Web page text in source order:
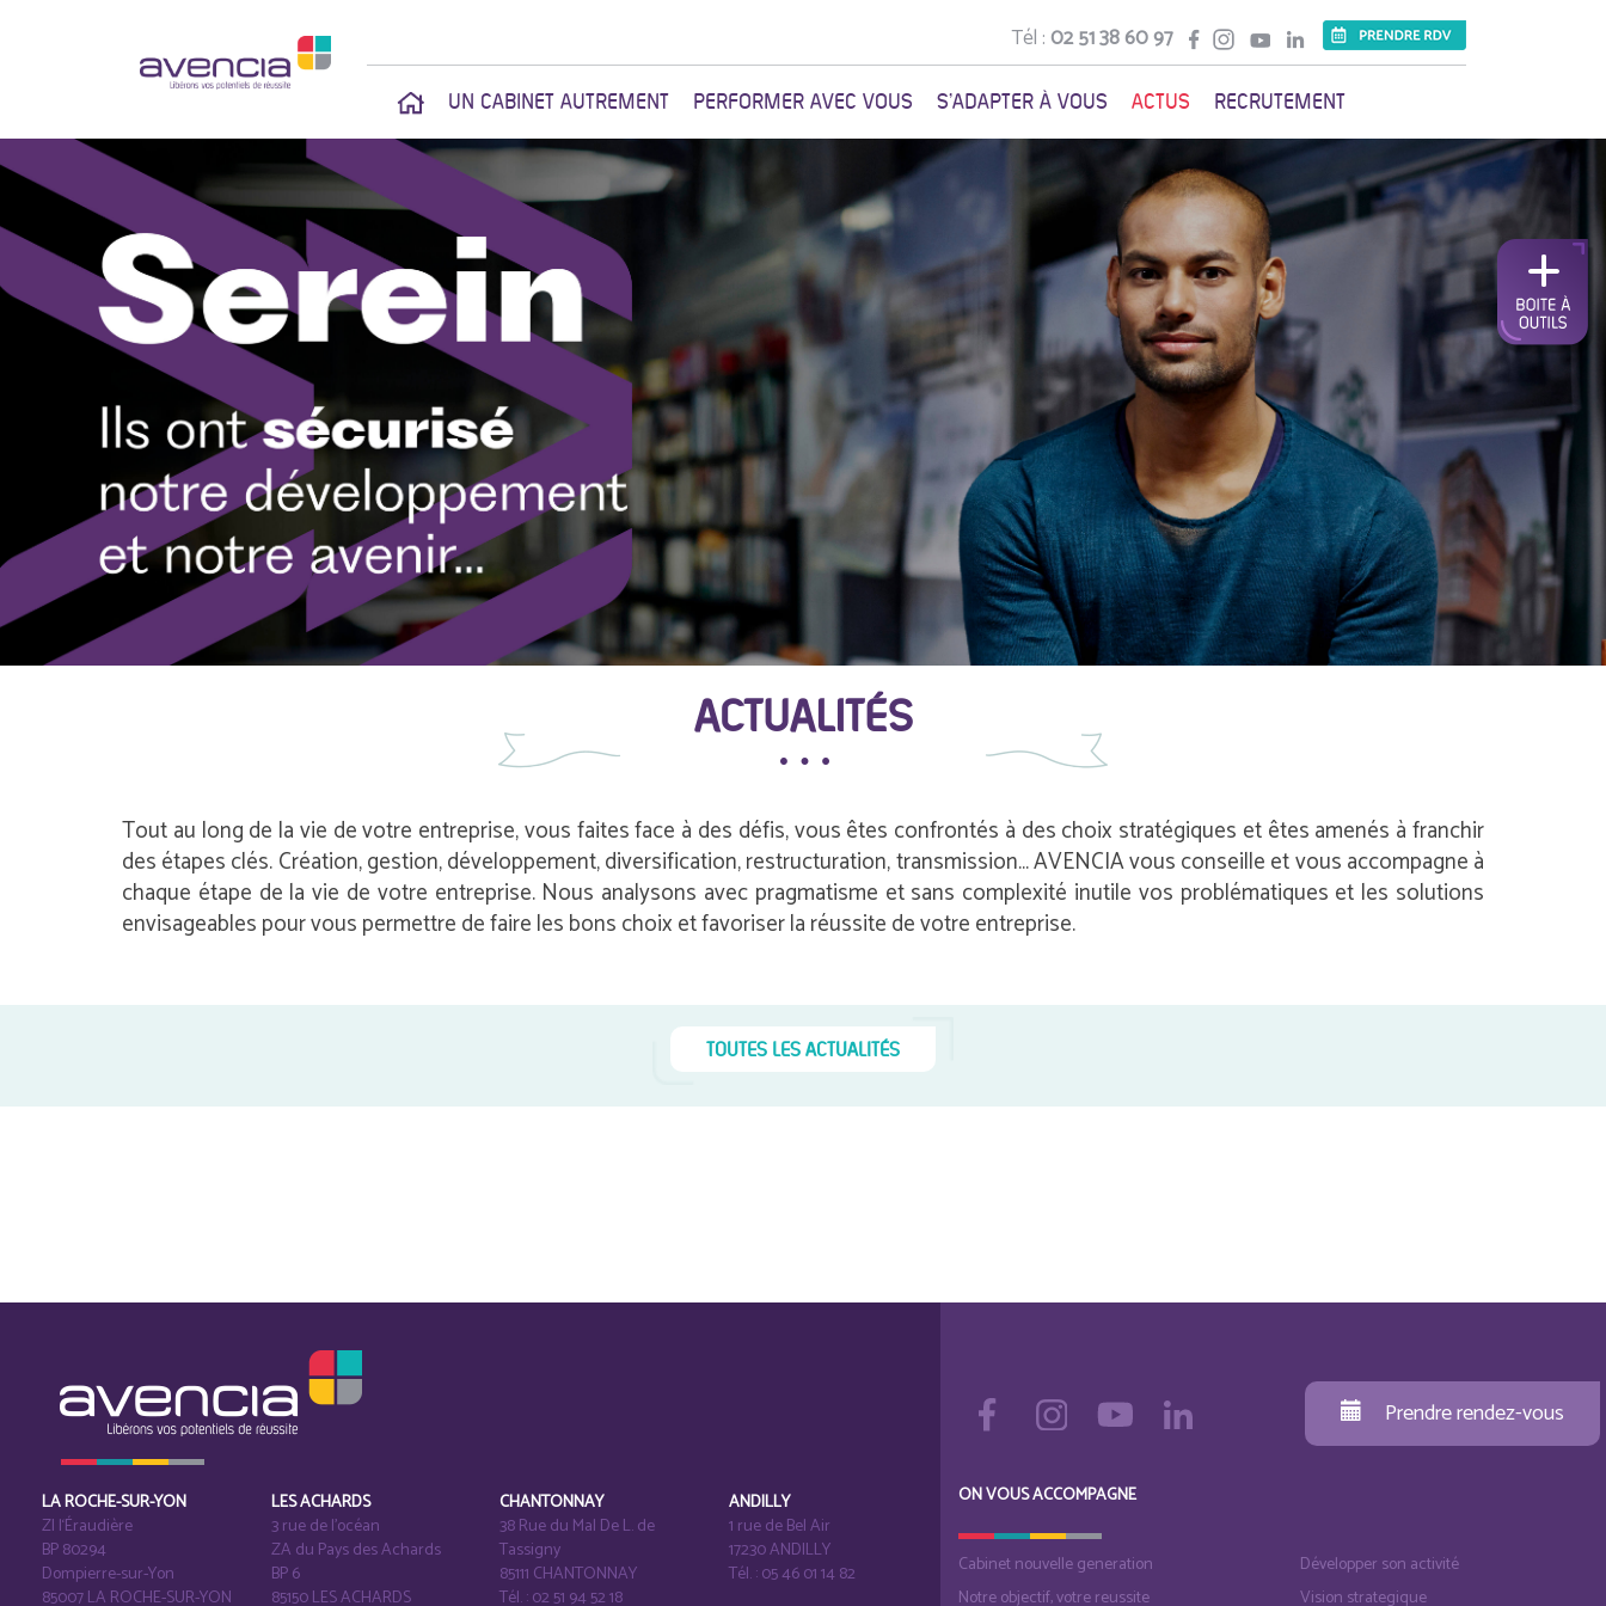
Tél :02 51 38 60 97
UN CABINET AUTREMENT PERFORMER AVEC VOUS S'ADAPTER À VOUS ACTUS RECRUTEMENT
ACTUALITÉS
Tout au long de la vie de votre entreprise, vous faites face à des défis, vous êtes confrontés à des choix stratégiques et êtes amenés à franchir
des étapes clés. Création, gestion, développement, diversification, restructuration, transmission… AVENCIA vous conseille et vous accompagne à
chaque étape de la vie de votre entreprise. Nous analysons avec pragmatisme et sans complexité inutile vos problématiques et les solutions
envisageables pour vous permettre de faire les bons choix et favoriser la réussite de votre entreprise.
TOUTES LES ACTUALITÉS
LA ROCHE-SUR-YON
ZI l‘Éraudière
BP 80294
Dompierre-sur-Yon
85007 LA ROCHE-SUR-YON
LES ACHARDS
3 rue de l’océan
ZA du Pays des Achards
BP 6
85150 LES ACHARDS
CHANTONNAY
38 Rue du Mal De L. de
Tassigny
85111 CHANTONNAY
Tél. : 02 51 94 52 18
ANDILLY
1 rue de Bel Air
17230 ANDILLY
Tél. : 05 46 01 14 82
Prendre rendez-vous
ON VOUS ACCOMPAGNE
Cabinet nouvelle generation
Notre objectif, votre reussite
Développer son activité
Vision strategique